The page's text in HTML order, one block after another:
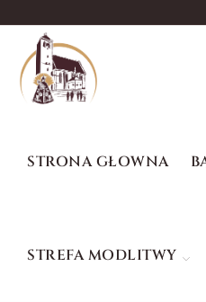
STRONA GŁOWNA
STREFA MODLITWY